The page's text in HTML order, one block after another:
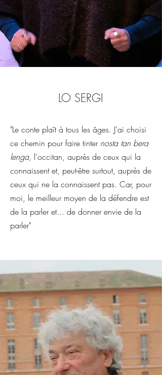
LO SERGI
"Le conte plaît à tous les âges. J'ai choisi
ce chemin pour faire tinter nosta tan bera
lenga, l'occitan, auprès de ceux qui la
connaissent et, peut-être surtout, auprès de
ceux qui ne la connaissent pas. Car, pour
moi, le meilleur moyen de la défendre est
de la parler et... de donner envie de la
parler"